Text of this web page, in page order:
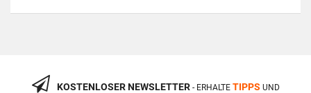
KOSTENLOSER NEWSLETTER- ERHALTE TIPPS UND